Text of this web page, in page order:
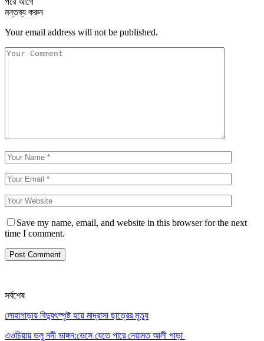
মন্তব্য করুন
Your email address will not be published.
Save my name, email, and website in this browser for the next
time I comment.
সর্বশেষ
লোহাগাড়ায় বিদ্যুৎস্পৃষ্ট হয়ে মাদ্রাসা ছাত্রের মৃত্যু
এওচিয়ায় ডলু নদী ভাঙ্গন:ভেসে যেতে পারে নেয়ামত আলী পাড়া